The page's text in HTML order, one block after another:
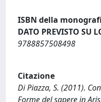
ISBN della
DATO PREVISTO SU
9788857508498
Citazione
Di Piazza, S. (2011).
Forme del sapere in